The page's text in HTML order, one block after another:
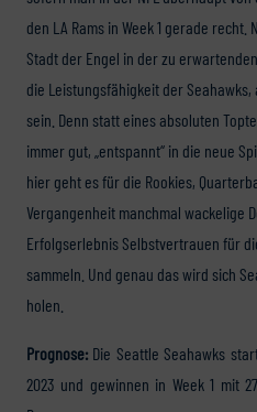
den LA Rams in Week 1 gerade
Stadt der Engel in der zu
die Leistungsfähigkeit der
sein. Denn statt eines absoluten
immer gut, „entspannt“ in die neue
hier geht es für die Rookies,
Vergangenheit manchmal wackelige
Erfolgserlebnis Selbstvertrauen für
sammeln. Und genau das wird sich
holen.
Prognose: Die Seattle Seahawks
2023 und gewinnen in Week 1 mit